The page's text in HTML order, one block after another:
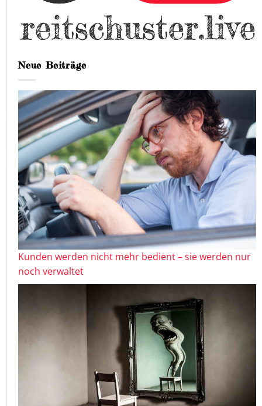
Neue Beiträge
Kunden werden nicht mehr bedient – sie werden nur
noch verwaltet